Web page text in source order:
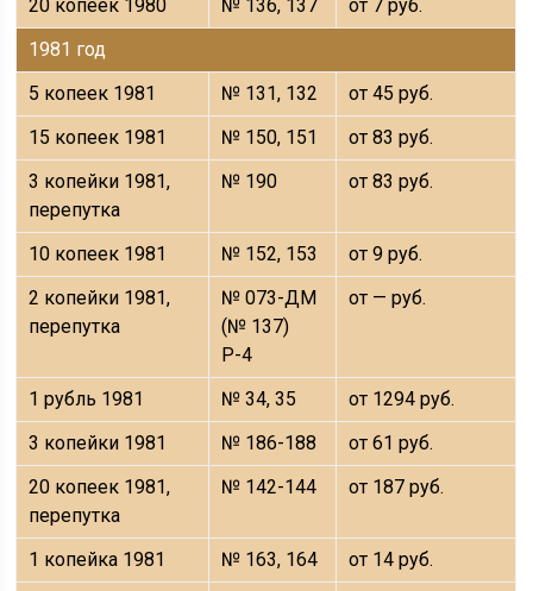
20 копеек 1980 № 136, 137
от 7 руб.
1981 год
5 копеек 1981
№ 131, 132
от 45 руб.
15 копеек 1981
№ 150, 151
от 83 руб.
3 копейки 1981,
перепутка
№ 190 от 83 руб.
10 копеек 1981 № 152, 153
от 9 руб.
2 копейки 1981,
перепутка
№ 073-ДМ
(№ 137)
Р-4
от — руб.
1 рубль 1981 № 34, 35
от 1294 руб.
3 копейки 1981
№ 186-188
от 61 руб.
20 копеек 1981,
перепутка
№ 142-144 от 187 руб.
1 копейка 1981 № 163, 164
от 14 руб.